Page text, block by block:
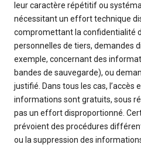
leur caractère répétitif ou
nécessitant un effort technique
compromettant la confidentialité
personnelles de tiers, demandes
exemple, concernant des
bandes de sauvegarde), ou
justifié. Dans tous les cas, l’accès
informations sont gratuits, sous
pas un effort disproportionné.
prévoient des procédures
ou la suppression des